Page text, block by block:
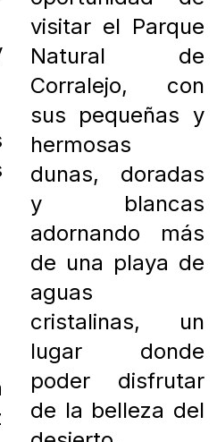
visitar el Parque
Natural de
Corralejo, con
sus pequeñas y
hermosas
dunas, doradas
y blancas
adornando más
de una playa de
aguas
cristalinas, un
lugar donde
poder disfrutar
de la belleza del